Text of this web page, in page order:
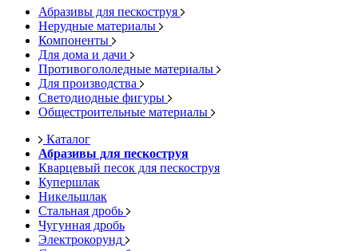
Абразивы для пескоструя
Нерудные материалы
Компоненты
Для дома и дачи
Противогололедные материалы
Для производства
Светодиодные фигуры
Общестроительные материалы
Каталог
Абразивы для пескоструя
Кварцевый песок для пескоструя
Купершлак
Никельшлак
Стальная дробь
Чугунная дробь
Электрокорунд